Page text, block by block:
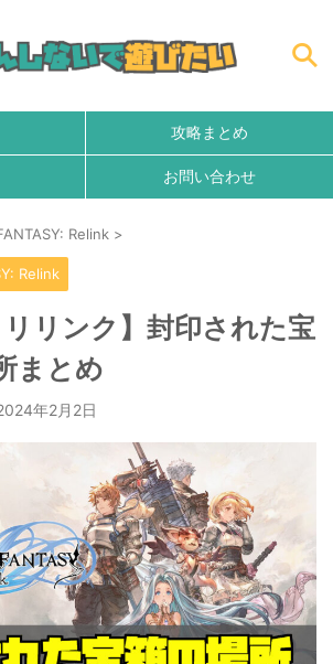
攻略まとめ
お問い合わせ
Relink >
Relink
リリンク】封印された宝
まとめ
年2月2日